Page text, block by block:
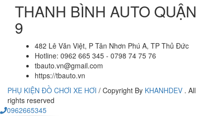
THANH BÌNH AUTO QUẬN
9
482 Lê Văn Việt, P Tân Nhơn Phú A, TP Thủ Đức
Hotline: 0962 665 345 - 0798 74 75 76
tbauto.vn@gmail.com
https://tbauto.vn
PHỤ KIỆN ĐỒ CHƠI XE HƠI / Copyright By KHANHDEV . All
rights reserved
0962665345